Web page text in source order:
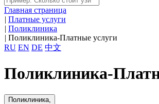
Главная страница
| Платные услуги
| Поликлиника
| Поликлиника-Платные услуги
RU EN DE 中文
Поликлиника-
Поликлиника,